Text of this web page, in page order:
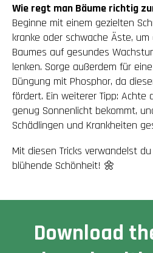
Wie regt man Bäume richtig
Beginne mit einem gezielten
kranke oder schwache Äste, um
Baumes auf gesundes
lenken. Sorge außerdem für
Düngung mit Phosphor, da
fördert. Ein weiterer Tipp: Achte
genug Sonnenlicht bekommt,
Schädlingen und Krankheiten
Mit diesen Tricks verwandelst
blühende Schönheit! 🌼
Download